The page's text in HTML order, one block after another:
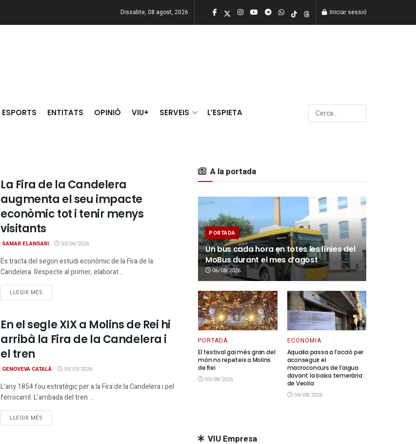
Dissabte, 08 agost, 2026 Iniciar sessió
ESPORTS ENTITATS OPINIÓ VIU+ SERVEIS L’ESPIETA
La Fira de la Candelera
augmenta el seu impacte
econòmic tot i tenir menys
visitants
SAMAR ELANSARI 03/06/2026
Es tracta del segon estudi econòmic de la Fira de la
Candelera. Respecte al primer, elaborat ...
LLEGIR MÉS
En el segle XIX a Molins de Rei hi
arribà la Fira de la Candelera i
el tren
GENOVEVA CATALÀ 03/03/2026
L’any 1854 fou estratègic per a la Fira de la Candelera i pel
ferrocarril. L’arribada del tren ...
LLEGIR MÉS
A la portada
PORTADA
Un bus cada hora en totes les línies del
MoBus durant el mes d’agost
06/08/2026
PORTADA
El festival gai més gran del
món no repeteix a Molins
de Rei
05/08/2026
ECONOMIA
Aqualia passa a l’acció per
aconseguir el
macroconcurs de l’aigua
davant la baixa temerària
de Veolia
04/08/2026
VIU Empresa